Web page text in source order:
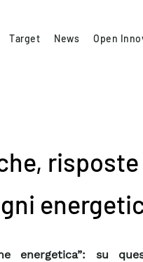
Target News Open
risposte
energetica”: su